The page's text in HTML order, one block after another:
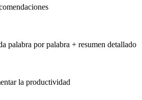
palabra por palabra + resumen detallado
la productividad